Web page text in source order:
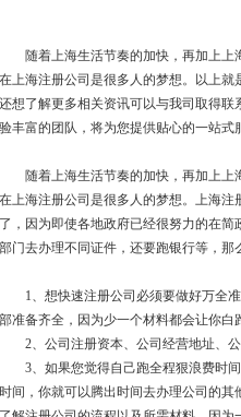
随着上海生活节奏的加快，再加上上
在上海注册公司是很多人的梦想。以上
还想了解更多相关资讯可以与我司取得
验丰富的团队，将为您提供贴心的一站式
随着上海生活节奏的加快，再加上上海
在上海注册公司是很多人的梦想。上海
了，因为即使各地政府已经很努力的在
部门去办理不同证件，还要跑银行等，那
1、想快速注册公司必须要做好万全准
部准备齐全，因为少一个材料都会让你白
2、公司注册资本、公司经营地址、公
3、如果您觉得自己跑全程狠浪费时间
时间，你就可以腾出时间去办理公司的